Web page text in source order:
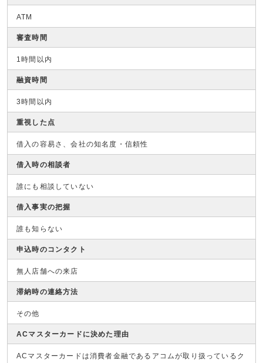
ATM
審査時間
1時間以内
融資時間
3時間以内
重視した点
借入の容易さ、会社の知名度・信頼性
借入時の相談者
誰にも相談していない
借入事実の把握
誰も知らない
申込時のコンタクト
無人店舗への来店
滞納時の連絡方法
その他
ACマスターカードに決めた理由
ACマスターカードは消費者金融であるアコムが取り扱っているク